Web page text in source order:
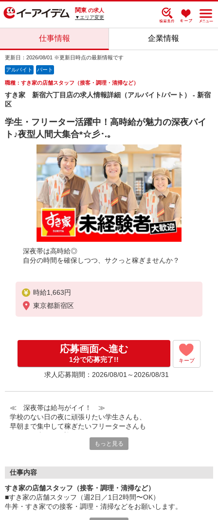
関東 の求人
▼エリア変更
仕事情報 企業情報
更新日：2026/08/01 ※更新日時点の最新情報です
アルバイト パート
職種：すき家の店舗スタッフ（接客・調理・清掃など）
すき家 新宿六丁目店の求人情報詳細（アルバイト/パート） - 新宿
区
学生・フリーター活躍中！高時給が魅力の深夜バイ
ト♪夜型人間大集合*☆彡･.｡
深夜帯は高時給◎
自分の時間を確保しつつ、サクっと稼ぎませんか？
時給1,663円
東京都新宿区
応募画面へ進む
1分で応募完了!! キープ
求人応募期間：2026/08/01～2026/08/31
≪ 深夜帯は給与がイイ！ ≫
学校のない日の夜に頑張りたい学生さんも、
早朝まで集中して稼ぎたいフリーターさんも
オシャレを捨てる必要はありません！
急な出費も安心♪
■社員登用あり
将来を考えている方は必見です。
もっと見る
仕事内容
すき家の店舗スタッフ（接客・調理・清掃など）
■すき家の店舗スタッフ（週2日／1日2時間〜OK）
牛丼・すき家での接客・調理・清掃などをお願いします。